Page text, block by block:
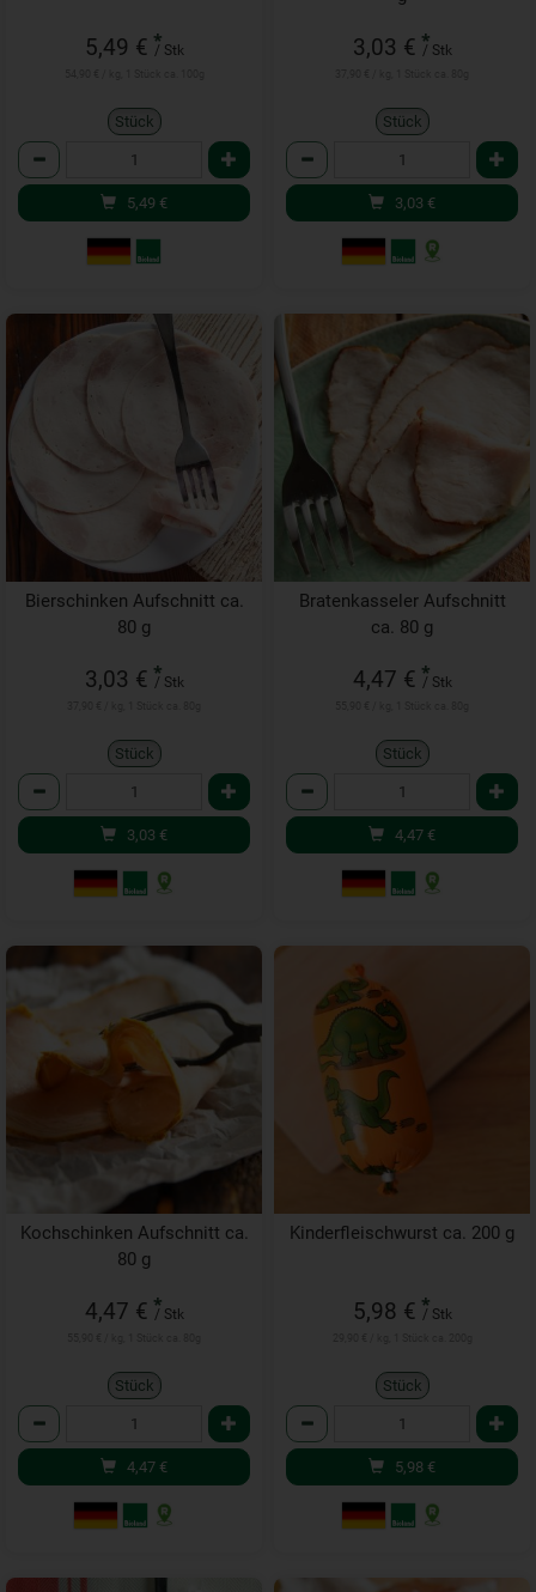
5,49 € *
/ Stk
Stück
Anzahl
5,49 €
3,03 € *
/ Stk
Stück
Anzahl
3,03 €
Bierschinken Aufschnitt ca.
80 g
3,03 € *
/ Stk
Stück
Anzahl
3,03 €
Bratenkasseler Aufschnitt
ca. 80 g
4,47 € *
/ Stk
Stück
Anzahl
4,47 €
Kochschinken Aufschnitt ca.
80 g
4,47 € *
/ Stk
Stück
Anzahl
4,47 €
Kinderfleischwurst ca. 200 g
5,98 € *
/ Stk
Stück
Anzahl
5,98 €